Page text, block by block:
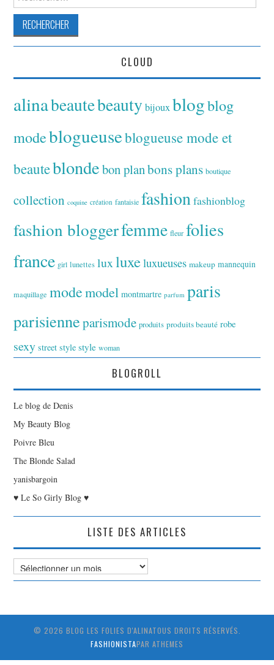
CLOUD
alinabeautebeauty bijoux blogblog
modeblogueuseblogueuse mode et
beauteblondebon planbons plans boutique
collection coquine création fantaisie fashionfashionblog
fashion bloggerfemme fleur folies
france girl lunettes luxluxeluxueuses makeup mannequin
maquillage modemodel montmartre parfum paris
parisienneparismode produits produits beauté robe
sexy street style style woman
BLOGROLL
Le blog de Denis
My Beauty Blog
Poivre Bleu
The Blonde Salad
yanisbargoin
♥ Le So Girly Blog ♥
LISTE DES ARTICLES
Liste
des
© 2026 BLOG LES FOLIES D'ALINATOUS DROITS RÉSERVÉS.
FASHIONISTAPAR ATHEMES